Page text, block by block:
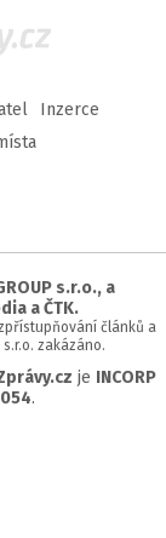
Inzerce
s.r.o., a
a ČTK.
článků a
s.r.o. zakázáno.
je INCORP
.